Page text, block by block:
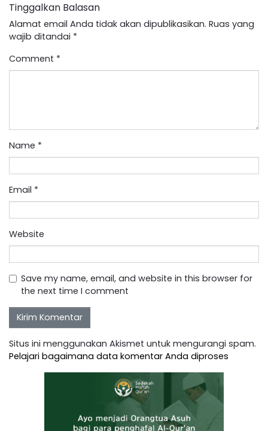
Tinggalkan Balasan
Alamat email Anda tidak akan dipublikasikan. Ruas yang
wajib ditandai *
Comment *
Name *
Email *
Website
Save my name, email, and website in this browser for
the next time I comment
Situs ini menggunakan Akismet untuk mengurangi spam.
Pelajari bagaimana data komentar Anda diproses